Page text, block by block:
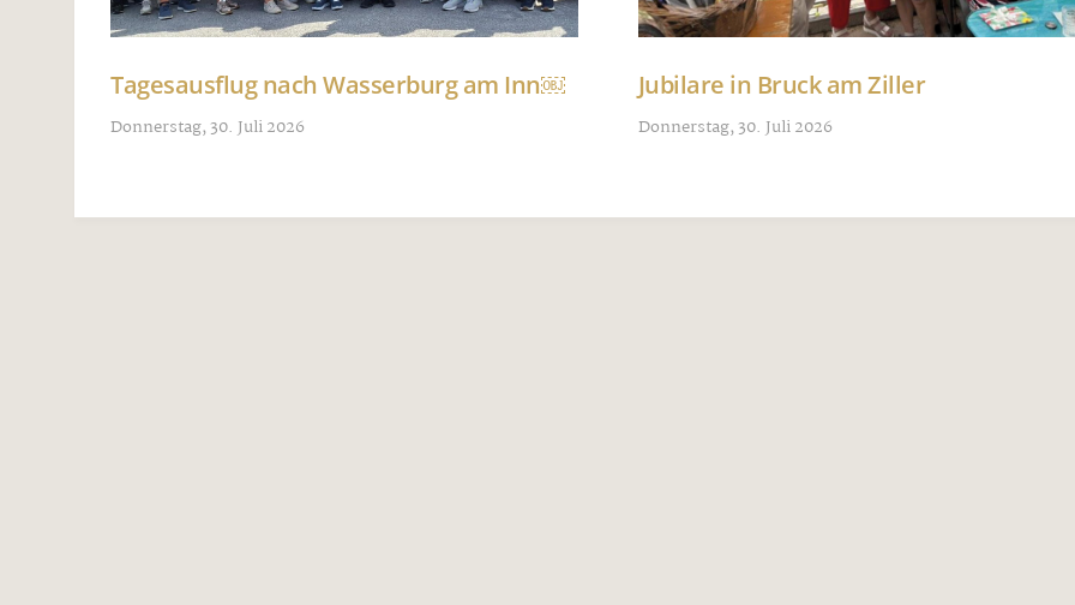
Tagesausflug nach Wasserburg am Inn￼
Donnerstag, 30. Juli 2026
Jubilare in Bruck am Ziller
Donnerstag, 30. Juli 2026